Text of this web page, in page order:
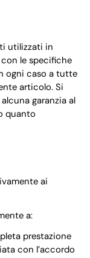
utilizzati in
le specifiche
ogni caso a tutte
articolo. Si
garanzia al
quanto
ai
a:
prestazione
con l’accordo